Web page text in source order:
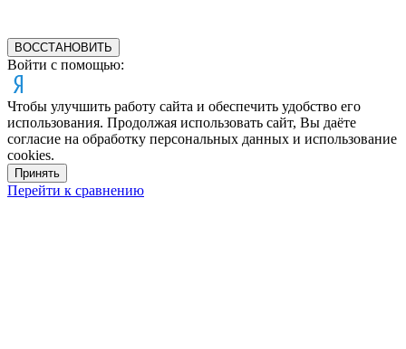
ВОССТАНОВИТЬ
Войти с помощью:
Чтобы улучшить работу сайта и обеспечить удобство его
использования. Продолжая использовать сайт, Вы даёте
согласие на обработку персональных данных и использование
cookies.
Принять
Перейти к сравнению